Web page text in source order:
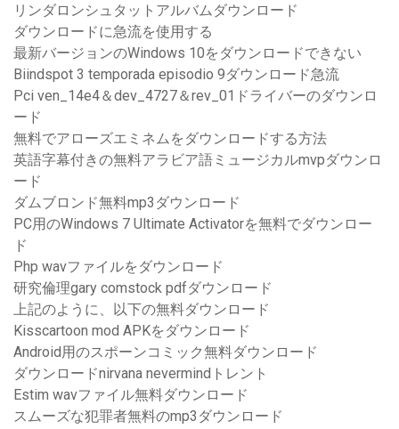
リンダロンシュタットアルバムダウンロード
ダウンロードに急流を使用する
最新バージョンのWindows 10をダウンロードできない
Biindspot 3 temporada episodio 9ダウンロード急流
Pci ven_14e4＆dev_4727＆rev_01ドライバーのダウンロ
ード
無料でアローズエミネムをダウンロードする方法
英語字幕付きの無料アラビア語ミュージカルmvpダウンロ
ード
ダムブロンド無料mp3ダウンロード
PC用のWindows 7 Ultimate Activatorを無料でダウンロー
ド
Php wavファイルをダウンロード
研究倫理gary comstock pdfダウンロード
上記のように、以下の無料ダウンロード
Kisscartoon mod APKをダウンロード
Android用のスポーンコミック無料ダウンロード
ダウンロードnirvana nevermindトレント
Estim wavファイル無料ダウンロード
スムーズな犯罪者無料のmp3ダウンロード